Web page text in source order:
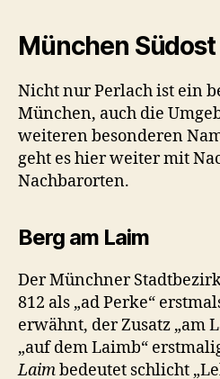
München
Nicht nur Perlach ist ein
München, auch die
weiteren besonderen
geht es hier weiter mit
Nachbarorten.
Berg am Laim
Der Münchner
812 als „ad Perke“
erwähnt, der Zusatz „am
„auf dem Laimb“
Laimbedeutet schlicht